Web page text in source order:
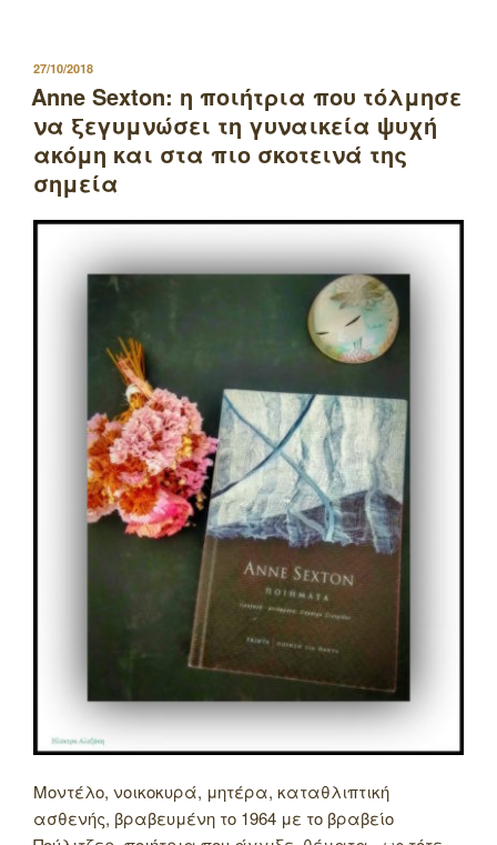
ΔΗΜΟΣΙΕΥΤΗΚΕ
ΣΤΙΣ
27/10/2018
Αnne Sexton: η ποιήτρια που τόλμησε
να ξεγυμνώσει τη γυναικεία ψυχή
ακόμη και στα πιο σκοτεινά της
σημεία
Μοντέλο, νοικοκυρά, μητέρα, καταθλιπτική
ασθενής, βραβευμένη το 1964 με το βραβείο